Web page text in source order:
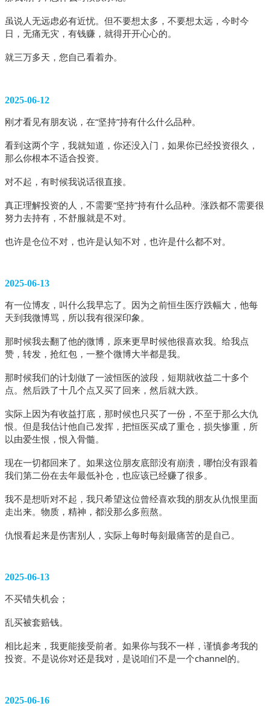
虽说人无远虑必有近忧。但不要想太多，不要想太远，今时今
日，无痛无灾，有钱赚，就得开开心心的。
就三万多天，您自己看着办。
2025-06-12
刚才看见有朋友说，在“坚持”持有什么什么品种。
看到这两个字，我就知道，你还没入门，如果你已经投资很久，
那么你根本不适合投资。
对不起，有时候我说话很直接。
真正理解投资的人，不需要“坚持”持有什么品种。涨跌都不需要很
努力去持有，不舒服就是不对。
也许是仓位不对，也许是认知不对，也许是什么都不对。
2025-06-13
有一位博友，叫什么我早忘了。因为之前恒生医疗跌幅大，他每
天到我微博骂，所以我有很深印象。
那时候我去翻了他的微博，原来更早时候他很喜欢我。给我点
赞，转发，抢红包，一整个微博大半都是我。
那时候我们的计划做了一波恒医的波段，短期就收益二十多个
点。然后跌了十几个点又买了回来，然后就大跌。
实际上因为有收益打底，那时候也只买了一份，不至于那么大仇
恨。但是我估计他自己发挥，把恒医买成了重仓，损失惨重，所
以由爱生恨，恨入骨髓。
现在一切都回来了。如果这位朋友底部没有崩溃，哪怕没有跟着
我们第二份在去年最低补仓，也应该已经赚了很多。
我不是想听对不起，我只希望这位曾经喜欢我的朋友从仇恨里面
走出来。物质，精神，都没那么多煎熬。
仇恨看起来是伤害别人，实际上每时每刻最痛苦的是自己。
2025-06-13
不买错失机会；
乱买被套赔钱。
相比起来，我更能接受前者。如果你与我不一样，谨慎参考我的
投资。不是说你对还是我对，是说咱们不是一个channel的。
2025-06-16